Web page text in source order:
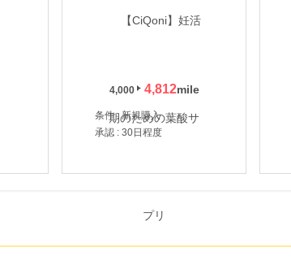
4,000 4,812
条件 : 新規購入
承認 : 30日程度